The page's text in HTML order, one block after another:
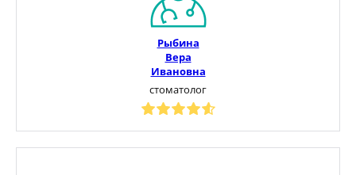
Рыбина
Вера
Ивановна
стоматолог